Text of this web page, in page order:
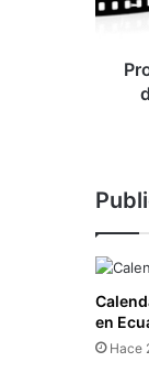
IVA
en
Hace